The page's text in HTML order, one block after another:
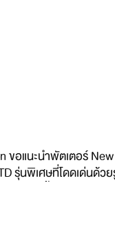
ขอแนะนำพัตเตอร์
รุ่นพิเศษที่โดดเด่นด้ว